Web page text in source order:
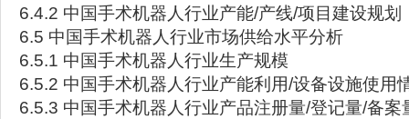
6.4.2 中国手术机器人行业产能/产线/项目建设规划
6.5 中国手术机器人行业市场供给水平分析
6.5.1 中国手术机器人行业生产规模
6.5.2 中国手术机器人行业产能利用/设备设施使用
6.5.3 中国手术机器人行业产品注册量/登记量/备案